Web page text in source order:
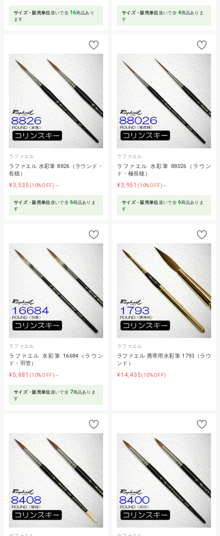
サイズ・販売単位違いで全 16商品あり
ます
サイズ・販売単位違いで全4商品ありま
す
ラファエル
ラファエル 水彩筆 8826（ラウンド・
長穂）
¥3,535 (10%OFF)～
サイズ・販売単位違いで全 6商品ありま
す
ラファエル
ラファエル 水彩筆 88026（ラウン
ド・極長穂）
¥3,951 (10%OFF)～
サイズ・販売単位違いで全 6商品ありま
す
ラファエル
ラファエル 水彩筆 16684（ラウン
ド・羽管）
¥5,881 (10%OFF)～
サイズ・販売単位違いで全 7商品ありま
す
ラファエル
ラファエル 携帯用水彩筆 1793（ラウ
ンド）
¥14,435(10%OFF)